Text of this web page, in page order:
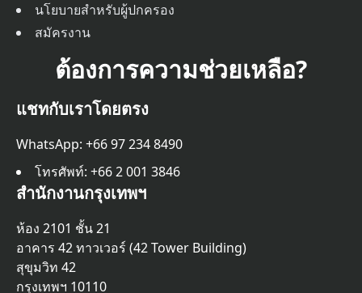
นโยบายสำหรับผู้ปกครอง
สมัครงาน
ต้องการความช่วยเหลือ?
แชทกับเราโดยตรง
WhatsApp: +66 97 234 8490
โทรศัพท์: +66 2 001 3846
สำนักงานกรุงเทพฯ
ห้อง 2101 ชั้น 21
อาคาร 42 ทาวเวอร์ (42 Tower Building)
สุขุมวิท 42
กรุงเทพฯ 10110